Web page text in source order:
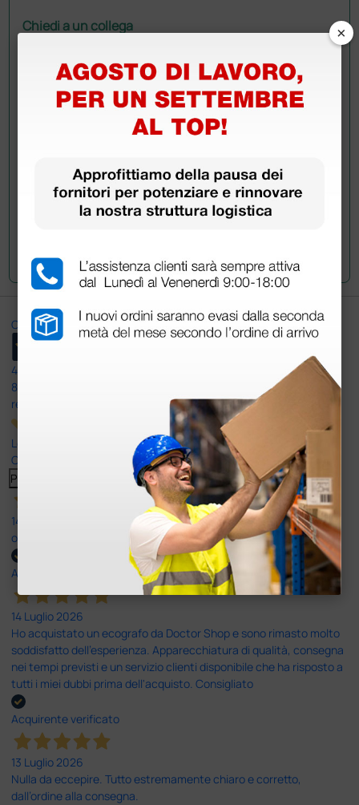
Chiedi a un collega
informazioni?
Invia ora la tua domanda ai colleghi che hanno già
acquistato questo prodotto.
Ottimo
4,6
8.330
recensioni
Le nostre recensioni a 4 e 5 stelle.
Clicca qui per leggerle tutte >
Precedente
Successivo
14 Luglio 2026
ottima
Acquirente verificato
14 Luglio 2026
Ho acquistato un ecografo da Doctor Shop e sono rimasto molto
soddisfatto dell'esperienza. Apparecchiatura di qualità, consegna
nei tempi previsti e un servizio clienti disponibile che ha risposto a
tutti i miei dubbi prima dell'acquisto. Consigliato
Acquirente verificato
13 Luglio 2026
Nulla da eccepire. Tutto estremamente chiaro e corretto,
dall’ordine alla consegna.
×